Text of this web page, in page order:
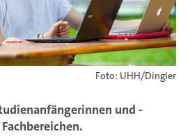
Foto: UHH/Dingler
und -